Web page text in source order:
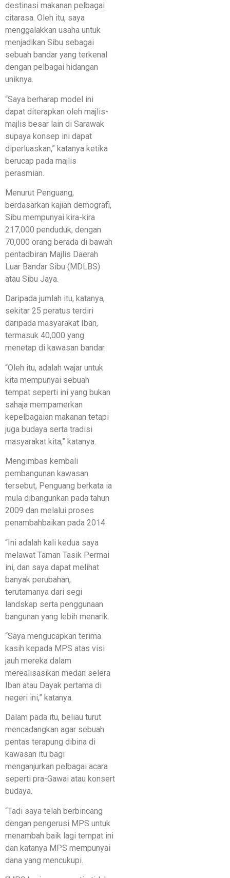
destinasi makanan pelbagai
citarasa. Oleh itu, saya
menggalakkan usaha untuk
menjadikan Sibu sebagai
sebuah bandar yang terkenal
dengan pelbagai hidangan
uniknya.
“Saya berharap model ini
dapat diterapkan oleh majlis-
majlis besar lain di Sarawak
supaya konsep ini dapat
diperluaskan,” katanya ketika
berucap pada majlis
perasmian.
Menurut Penguang,
berdasarkan kajian demografi,
Sibu mempunyai kira-kira
217,000 penduduk, dengan
70,000 orang berada di bawah
pentadbiran Majlis Daerah
Luar Bandar Sibu (MDLBS)
atau Sibu Jaya.
Daripada jumlah itu, katanya,
sekitar 25 peratus terdiri
daripada masyarakat Iban,
termasuk 40,000 yang
menetap di kawasan bandar.
“Oleh itu, adalah wajar untuk
kita mempunyai sebuah
tempat seperti ini yang bukan
sahaja mempamerkan
kepelbagaian makanan tetapi
juga budaya serta tradisi
masyarakat kita,” katanya.
Mengimbas kembali
pembangunan kawasan
tersebut, Penguang berkata ia
mula dibangunkan pada tahun
2009 dan melalui proses
penambahbaikan pada 2014.
“Ini adalah kali kedua saya
melawat Taman Tasik Permai
ini, dan saya dapat melihat
banyak perubahan,
terutamanya dari segi
landskap serta penggunaan
bangunan yang lebih menarik.
“Saya mengucapkan terima
kasih kepada MPS atas visi
jauh mereka dalam
merealisasikan medan selera
Iban atau Dayak pertama di
negeri ini,” katanya.
Dalam pada itu, beliau turut
mencadangkan agar sebuah
pentas terapung dibina di
kawasan itu bagi
menganjurkan pelbagai acara
seperti pra-Gawai atau konsert
budaya.
“Tadi saya telah berbincang
dengan pengerusi MPS untuk
menambah baik lagi tempat ini
dan katanya MPS mempunyai
dana yang mencukupi.